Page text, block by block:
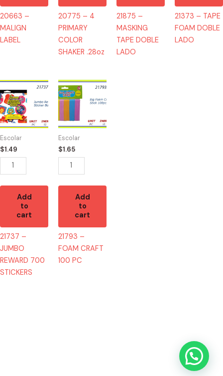
20663 –
MALIGN
LABEL
20775 – 4
PRIMARY
COLOR
SHAKER .28oz
21875 –
MASKING
TAPE DOBLE
LADO
21373 – TAPE
FOAM DOBLE
LADO
Escolar
$1.49
21737
-
JUMBO
REWARD
700
STICKERS
quantity
Add
to
cart
21737 –
JUMBO
REWARD 700
STICKERS
Escolar
$1.65
21793
-
FOAM
CRAFT
100
PC
quantity
Add
to
cart
21793 –
FOAM CRAFT
100 PC